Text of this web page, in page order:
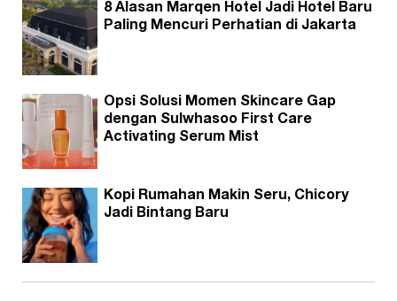
8 Alasan Marqen Hotel Jadi Hotel Baru
Paling Mencuri Perhatian di Jakarta
Opsi Solusi Momen Skincare Gap
dengan Sulwhasoo First Care
Activating Serum Mist
Kopi Rumahan Makin Seru, Chicory
Jadi Bintang Baru